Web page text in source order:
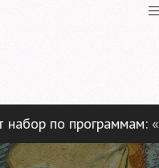
по программам: